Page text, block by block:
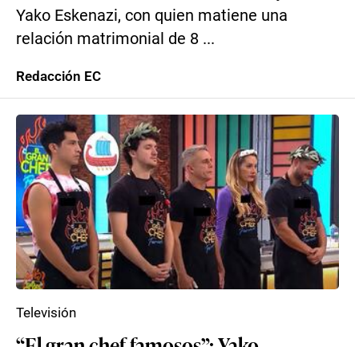
Yako Eskenazi, con quien matiene una
relación matrimonial de 8 ...
Redacción EC
Televisión